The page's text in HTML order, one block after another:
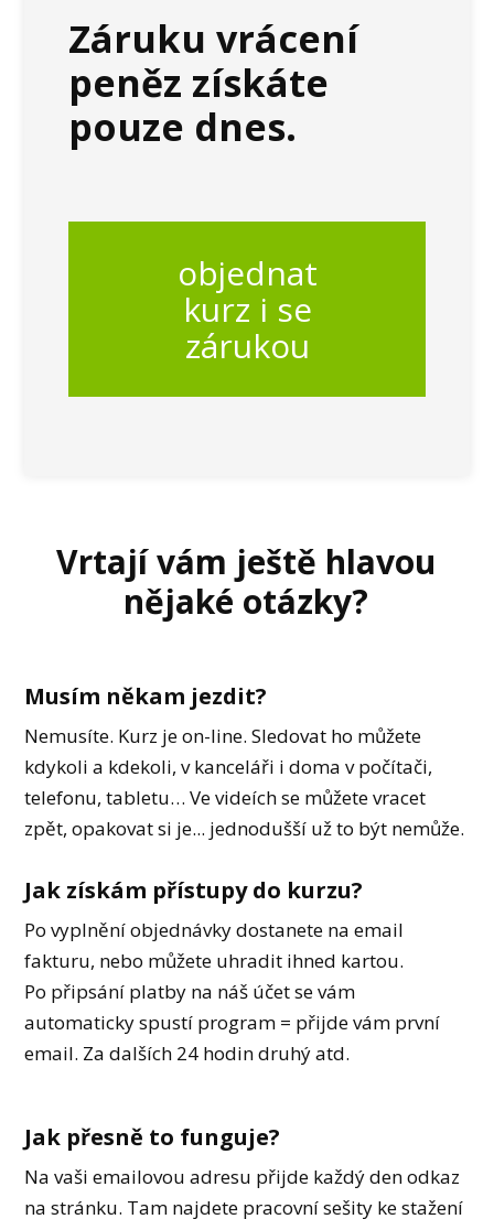
Záruku vrácení
peněz získáte
pouze dnes.
objednat
kurz i se
zárukou
Vrtají vám ještě hlavou
nějaké otázky?
Musím někam jezdit?
Nemusíte. Kurz je on-line. Sledovat ho můžete
kdykoli a kdekoli, v kanceláři i doma v počítači,
telefonu, tabletu… Ve videích se můžete vracet
zpět, opakovat si je... jednodušší už to být nemůže.
Jak získám přístupy do kurzu?
Po vyplnění objednávky dostanete na email
fakturu, nebo můžete uhradit ihned kartou.
Po připsání platby na náš účet se vám
automaticky spustí program = přijde vám první
email. Za dalších 24 hodin druhý atd.
Jak přesně to funguje?
Na vaši emailovou adresu přijde každý den odkaz
na stránku. Tam najdete pracovní sešity ke stažení